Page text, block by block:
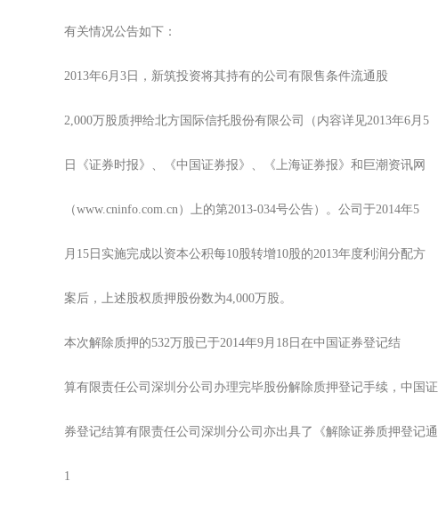
有关情况公告如下：
2013年6月3日，新筑投资将其持有的公司有限售条件流通股
2,000万股质押给北方国际信托股份有限公司（内容详见2013年6月5
日《证券时报》、《中国证券报》、《上海证券报》和巨潮资讯网
（www.cninfo.com.cn）上的第2013-034号公告）。公司于2014年5
月15日实施完成以资本公积每10股转增10股的2013年度利润分配方
案后，上述股权质押股份数为4,000万股。
本次解除质押的532万股已于2014年9月18日在中国证券登记结
算有限责任公司深圳分公司办理完毕股份解除质押登记手续，中国证
券登记结算有限责任公司深圳分公司亦出具了《解除证券质押登记通
1